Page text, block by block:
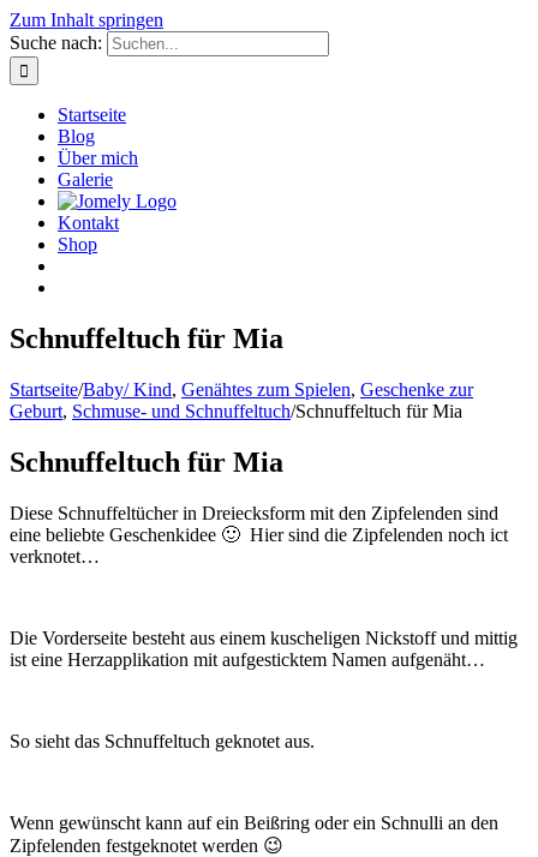
Zum Inhalt springen
Suche nach:
Startseite
Blog
Über mich
Galerie
Kontakt
Shop
Schnuffeltuch für Mia
Startseite/Baby/ Kind, Genähtes zum Spielen, Geschenke zur
Geburt, Schmuse- und Schnuffeltuch/Schnuffeltuch für Mia
Schnuffeltuch für Mia
Diese Schnuffeltücher in Dreiecksform mit den Zipfelenden sind
eine beliebte Geschenkidee 🙂 Hier sind die Zipfelenden noch ict
verknotet…
Die Vorderseite besteht aus einem kuscheligen Nickstoff und mittig
ist eine Herzapplikation mit aufgesticktem Namen aufgenäht…
So sieht das Schnuffeltuch geknotet aus.
Wenn gewünscht kann auf ein Beißring oder ein Schnulli an den
Zipfelenden festgeknotet werden 😉